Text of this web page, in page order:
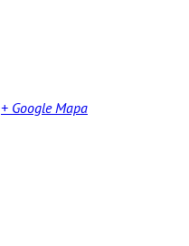
+ Google Mapa